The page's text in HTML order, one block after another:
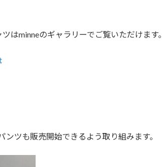
はminneのギャラリーでご覧いただけます。
ツも販売開始できるよう取り組みます。